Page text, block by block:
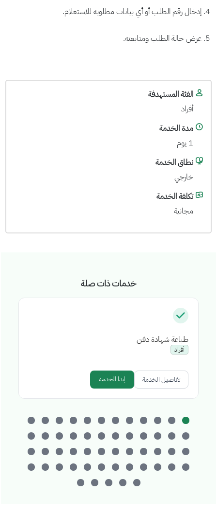
إدخال رقم الطلب أو أي بيانات مطلوبة للاستعلام.
عرض حالة الطلب ومتابعته.
الفئة المستهدفة
أفراد
مدة الخدمة
1 يوم
نطاق الخدمة
خارجي
تكلفة الخدمة
مجانية
خدمات ذات صلة
طباعة شهادة دفن
أفراد
تفاصيل الخدمة إبدا الخدمة